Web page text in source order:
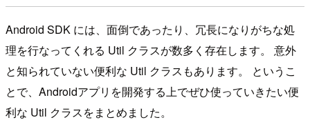
Android SDK には、面倒であったり、冗長になりがちな処
理を行なってくれる Util クラスが数多く存在します。 意外
と知られていない便利な Util クラスもあります。 というこ
とで、Androidアプリを開発する上でぜひ使っていきたい便
利な Util クラスをまとめました。